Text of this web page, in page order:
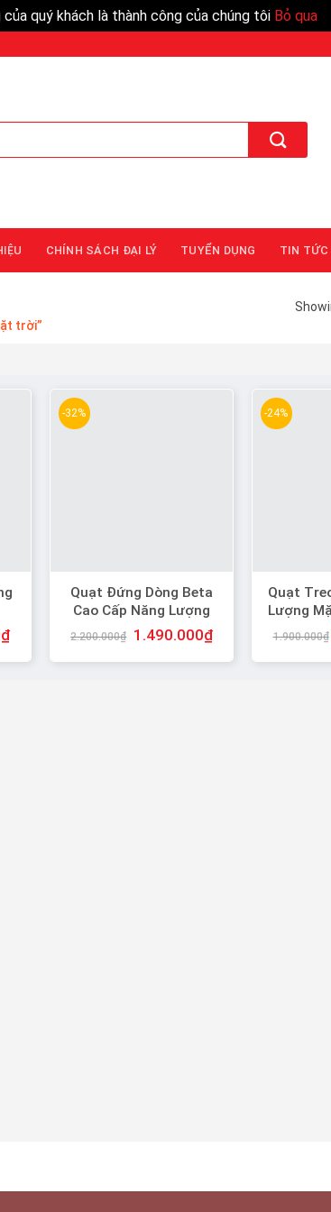
của quý khách là thành công của chúng tôi Bỏ qua
CHÍNH SÁCH ĐẠI LÝ TUYỂN DỤNG TIN TỨC
trời”
₫
-32%
Quạt Đứng Dòng Beta
Cao Cấp Năng Lượng
Mặt Trời
2.200.000₫ 1.490.000₫
-24%
Quạt
Lượng
1.900.000₫